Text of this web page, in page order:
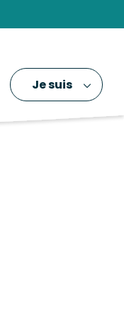
Je suis